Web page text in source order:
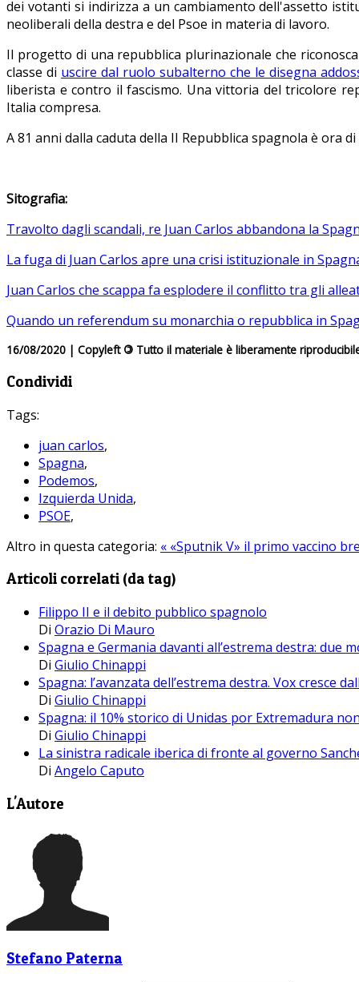
dei votanti si indirizza a un cambiamento dell'assetto
neoliberali della destra e del Psoe in materia di lavoro.
Il progetto di una repubblica plurinazionale che
classe di uscire dal ruolo subalterno che le disegna
liberista e contro il fascismo. Una vittoria del tricolore
Italia compresa.
A 81 anni dalla caduta della II Repubblica spagnola è ora
Sitografia:
Travolto dagli scandali, re Juan Carlos abbandona la
La fuga di Juan Carlos apre una crisi istituzionale in
Juan Carlos che scappa fa esplodere il conflitto tra gli
Quando un referendum su monarchia o repubblica in
16/08/2020 | Copyleft © Tutto il materiale è liberamente
Condividi
Tags:
juan carlos,
Spagna,
Podemos,
Izquierda Unida,
PSOE,
Altro in questa categoria: « «Sputnik V» il primo vaccino
Articoli correlati (da tag)
Filippo II e il debito pubblico spagnolo
Di Orazio Di Mauro
Spagna e Germania davanti all’estrema destra: due
Di Giulio Chinappi
Spagna: l’avanzata dell’estrema destra. Vox cresce
Di Giulio Chinappi
Spagna: il 10% storico di Unidas por Extremadura
Di Giulio Chinappi
La sinistra radicale iberica di fronte al governo
Di Angelo Caputo
L'Autore
Stefano Paterna